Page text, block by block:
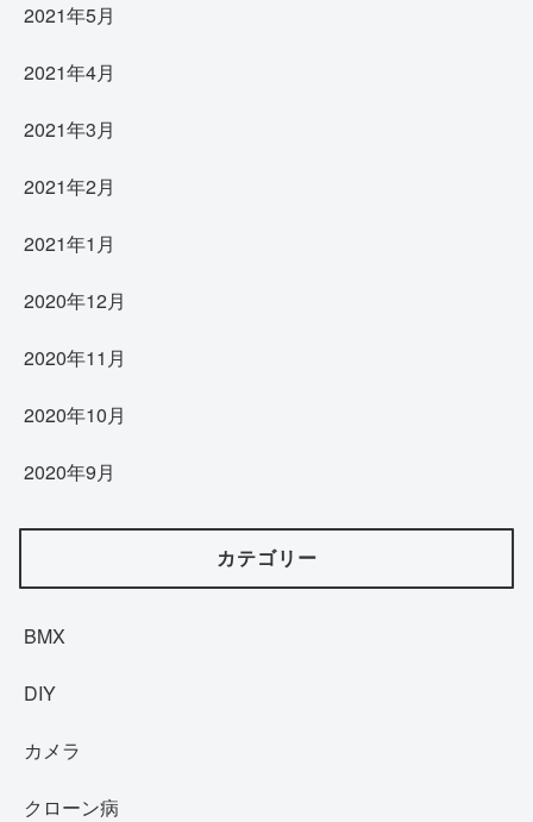
2021年5月
2021年4月
2021年3月
2021年2月
2021年1月
2020年12月
2020年11月
2020年10月
2020年9月
カテゴリー
BMX
DIY
カメラ
クローン病